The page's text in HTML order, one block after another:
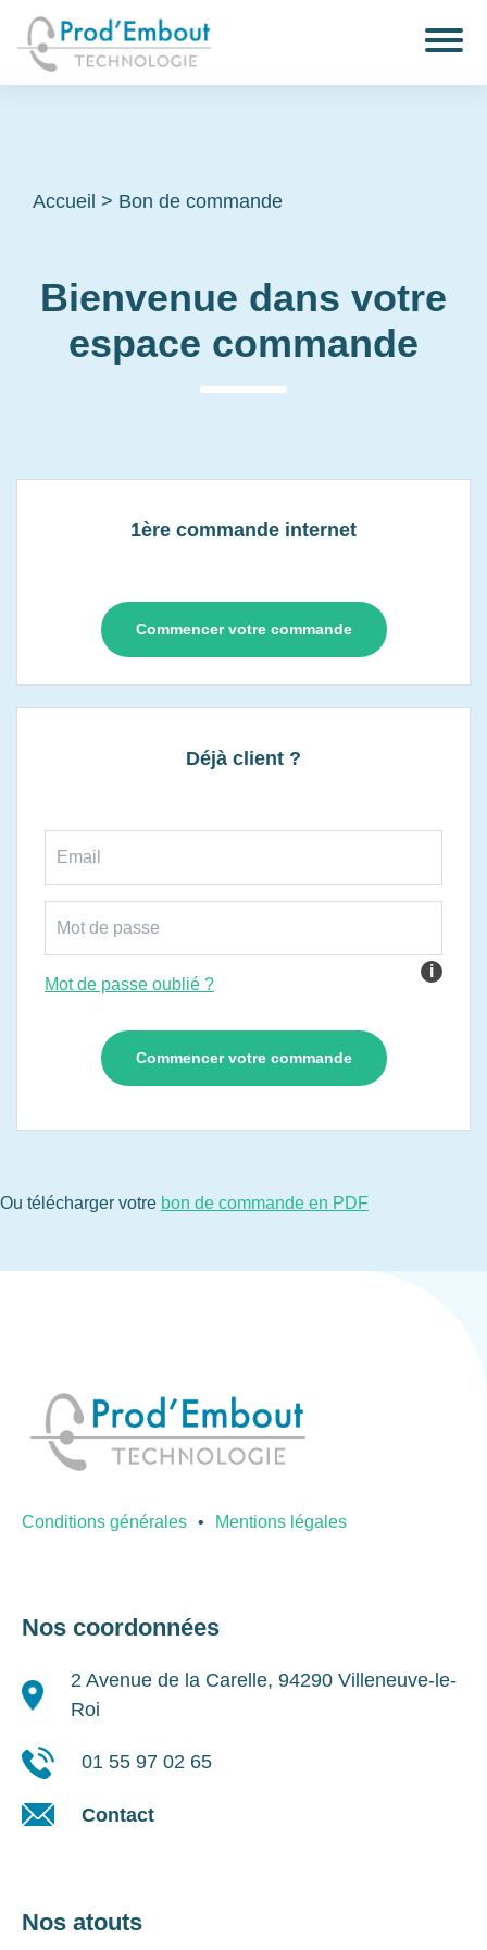
Accueil > Bon de commande
Bienvenue dans votre
espace commande
1ère commande internet
Commencer votre commande
Déjà client ?
i
Mot de passe oublié ?
Ou télécharger votre bon de commande en PDF
Conditions générales Mentions légales
Nos coordonnées
2 Avenue de la Carelle, 94290 Villeneuve-le-
Roi
01 55 97 02 65
Contact
Nos atouts